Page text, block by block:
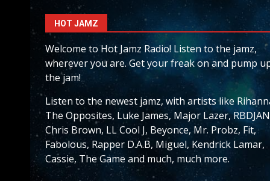
HOT JAMZ
Welcome to Hot Jamz Radio! Listen to the jamz,
wherever you are. Get your freak on and pump
the jam!
Listen to the newest jamz, with artists like
The Opposites, Luke James, Major Lazer,
Chris Brown, LL Cool J, Beyonce, Mr. Probz, Fit,
Fabolous, Rapper D.A.B, Miguel, Kendrick Lamar,
Cassie, The Game and much, much more.